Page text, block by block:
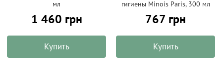
мл
1 460 грн
Купить
гигиены Minois Paris, 300 мл
767 грн
Купить